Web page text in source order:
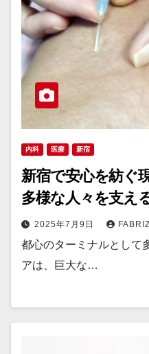
内科 医療 新宿
新宿で安心を紡ぐ
多様な人々を支え
2025年7月9日
都心のターミナルとして
アは、巨大な…